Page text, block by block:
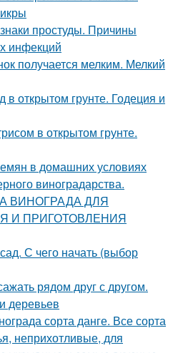
простуды. Причины
инфекций
получается мелким. Мелкий
в открытом грунте. Годеция и
в открытом грунте.
в домашних условиях
виноградарства.
ВИНОГРАДА ДЛЯ
И ПРИГОТОВЛЕНИЯ
С чего начать (выбор
рядом друг с другом.
деревьев
сорта данге. Все сорта
неприхотливые, для